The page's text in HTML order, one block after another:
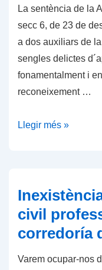
de
la
invalidesa
La sentència de la
secc 6, de 23 de
a dos auxiliars de
sengles delictes
fonamentalment i
reconeixement …
Inexistència
´apropiació
indeguda
´auxiliar
extern
Llegir més »
civil
corredoría
Varem ocupar-nos